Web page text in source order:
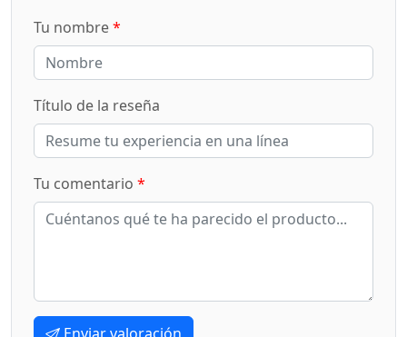
Tu nombre*
Título de la reseña
Tu comentario *
Enviar valoración